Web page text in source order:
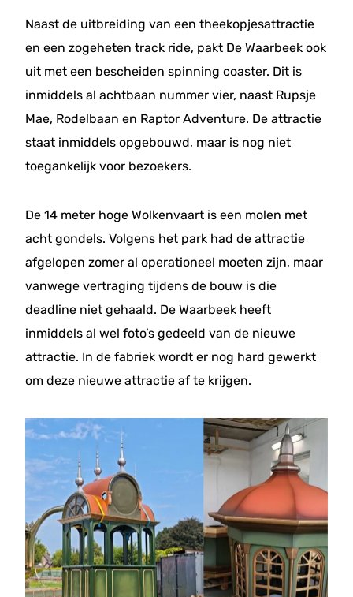
Naast de uitbreiding van een theekopjesattractie
en een zogeheten track ride, pakt De Waarbeek ook
uit met een bescheiden spinning coaster. Dit is
inmiddels al achtbaan nummer vier, naast Rupsje
Mae, Rodelbaan en Raptor Adventure. De attractie
staat inmiddels opgebouwd, maar is nog niet
toegankelijk voor bezoekers.
De 14 meter hoge Wolkenvaart is een molen met
acht gondels. Volgens het park had de attractie
afgelopen zomer al operationeel moeten zijn, maar
vanwege vertraging tijdens de bouw is die
deadline niet gehaald. De Waarbeek heeft
inmiddels al wel foto’s gedeeld van de nieuwe
attractie. In de fabriek wordt er nog hard gewerkt
om deze nieuwe attractie af te krijgen.